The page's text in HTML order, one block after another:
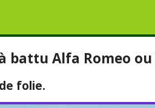
battu Alfa Romeo ou
folie.